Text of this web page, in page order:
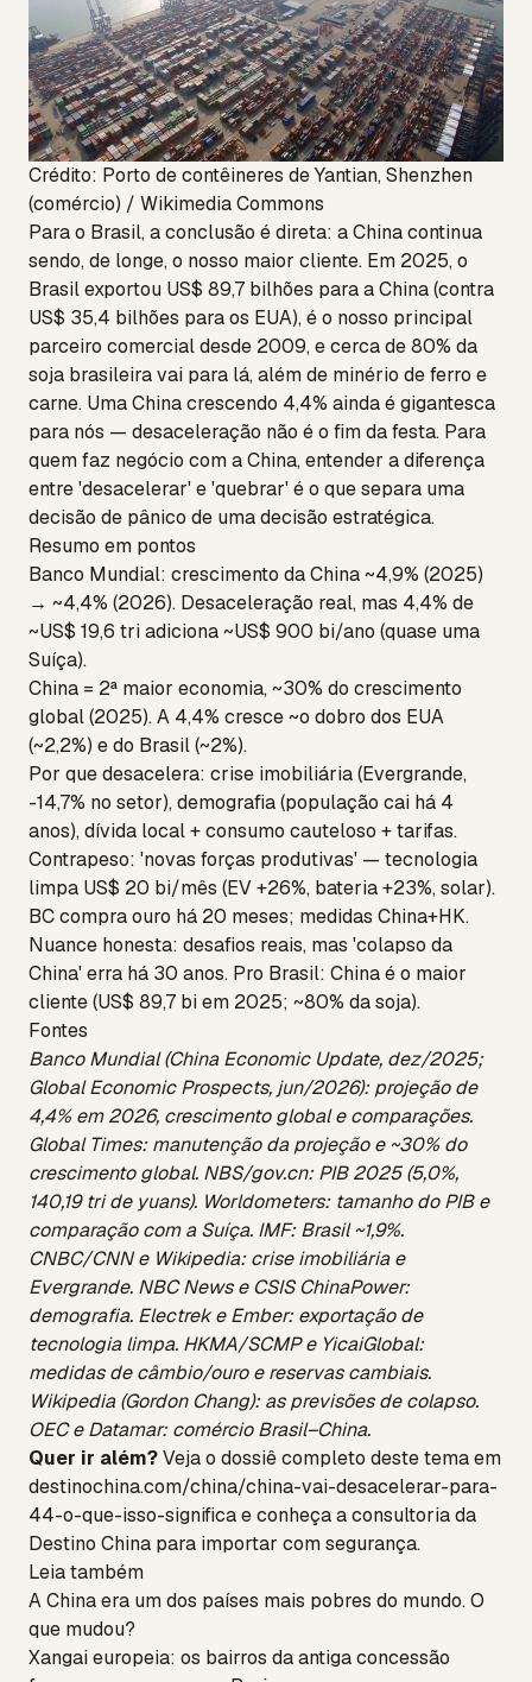
Crédito: Porto de contêineres de Yantian, Shenzhen
(comércio) / Wikimedia Commons
Para o Brasil, a conclusão é direta: a China continua
sendo, de longe, o nosso maior cliente. Em 2025, o
Brasil exportou US$ 89,7 bilhões para a China (contra
US$ 35,4 bilhões para os EUA), é o nosso principal
parceiro comercial desde 2009, e cerca de 80% da
soja brasileira vai para lá, além de minério de ferro e
carne. Uma China crescendo 4,4% ainda é gigantesca
para nós — desaceleração não é o fim da festa. Para
quem faz negócio com a China, entender a diferença
entre 'desacelerar' e 'quebrar' é o que separa uma
decisão de pânico de uma decisão estratégica.
Resumo em pontos
Banco Mundial: crescimento da China ~4,9% (2025)
→ ~4,4% (2026). Desaceleração real, mas 4,4% de
~US$ 19,6 tri adiciona ~US$ 900 bi/ano (quase uma
Suíça).
China = 2ª maior economia, ~30% do crescimento
global (2025). A 4,4% cresce ~o dobro dos EUA
(~2,2%) e do Brasil (~2%).
Por que desacelera: crise imobiliária (Evergrande,
-14,7% no setor), demografia (população cai há 4
anos), dívida local + consumo cauteloso + tarifas.
Contrapeso: 'novas forças produtivas' — tecnologia
limpa US$ 20 bi/mês (EV +26%, bateria +23%, solar).
BC compra ouro há 20 meses; medidas China+HK.
Nuance honesta: desafios reais, mas 'colapso da
China' erra há 30 anos. Pro Brasil: China é o maior
cliente (US$ 89,7 bi em 2025; ~80% da soja).
Fontes
Banco Mundial (China Economic Update, dez/2025;
Global Economic Prospects, jun/2026): projeção de
4,4% em 2026, crescimento global e comparações.
Global Times: manutenção da projeção e ~30% do
crescimento global. NBS/gov.cn: PIB 2025 (5,0%,
140,19 tri de yuans). Worldometers: tamanho do PIB e
comparação com a Suíça. IMF: Brasil ~1,9%.
CNBC/CNN e Wikipedia: crise imobiliária e
Evergrande. NBC News e CSIS ChinaPower:
demografia. Electrek e Ember: exportação de
tecnologia limpa. HKMA/SCMP e YicaiGlobal:
medidas de câmbio/ouro e reservas cambiais.
Wikipedia (Gordon Chang): as previsões de colapso.
OEC e Datamar: comércio Brasil–China.
Quer ir além?Veja o dossiê completo deste tema em
destinochina.com/china/china-vai-desacelerar-para-
44-o-que-isso-significae conheça aconsultoria da
Destino China para importar com segurança.
Leia também
A China era um dos países mais pobres do mundo. O
que mudou?
Xangai europeia: os bairros da antiga concessão